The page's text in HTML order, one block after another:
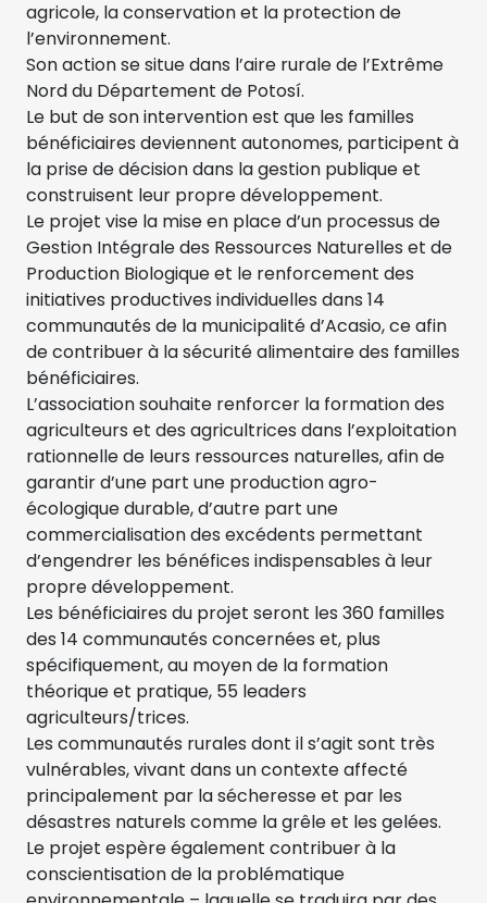
agricole, la conservation et la protection de
l’environnement.
Son action se situe dans l’aire rurale de l’Extrême
Nord du Département de Potosí.
Le but de son intervention est que les familles
bénéficiaires deviennent autonomes, participent à
la prise de décision dans la gestion publique et
construisent leur propre développement.
Le projet vise la mise en place d’un processus de
Gestion Intégrale des Ressources Naturelles et de
Production Biologique et le renforcement des
initiatives productives individuelles dans 14
communautés de la municipalité d’Acasio, ce afin
de contribuer à la sécurité alimentaire des familles
bénéficiaires.
L’association souhaite renforcer la formation des
agriculteurs et des agricultrices dans l’exploitation
rationnelle de leurs ressources naturelles, afin de
garantir d’une part une production agro-
écologique durable, d’autre part une
commercialisation des excédents permettant
d’engendrer les bénéfices indispensables à leur
propre développement.
Les bénéficiaires du projet seront les 360 familles
des 14 communautés concernées et, plus
spécifiquement, au moyen de la formation
théorique et pratique, 55 leaders
agriculteurs/trices.
Les communautés rurales dont il s’agit sont très
vulnérables, vivant dans un contexte affecté
principalement par la sécheresse et par les
désastres naturels comme la grêle et les gelées.
Le projet espère également contribuer à la
conscientisation de la problématique